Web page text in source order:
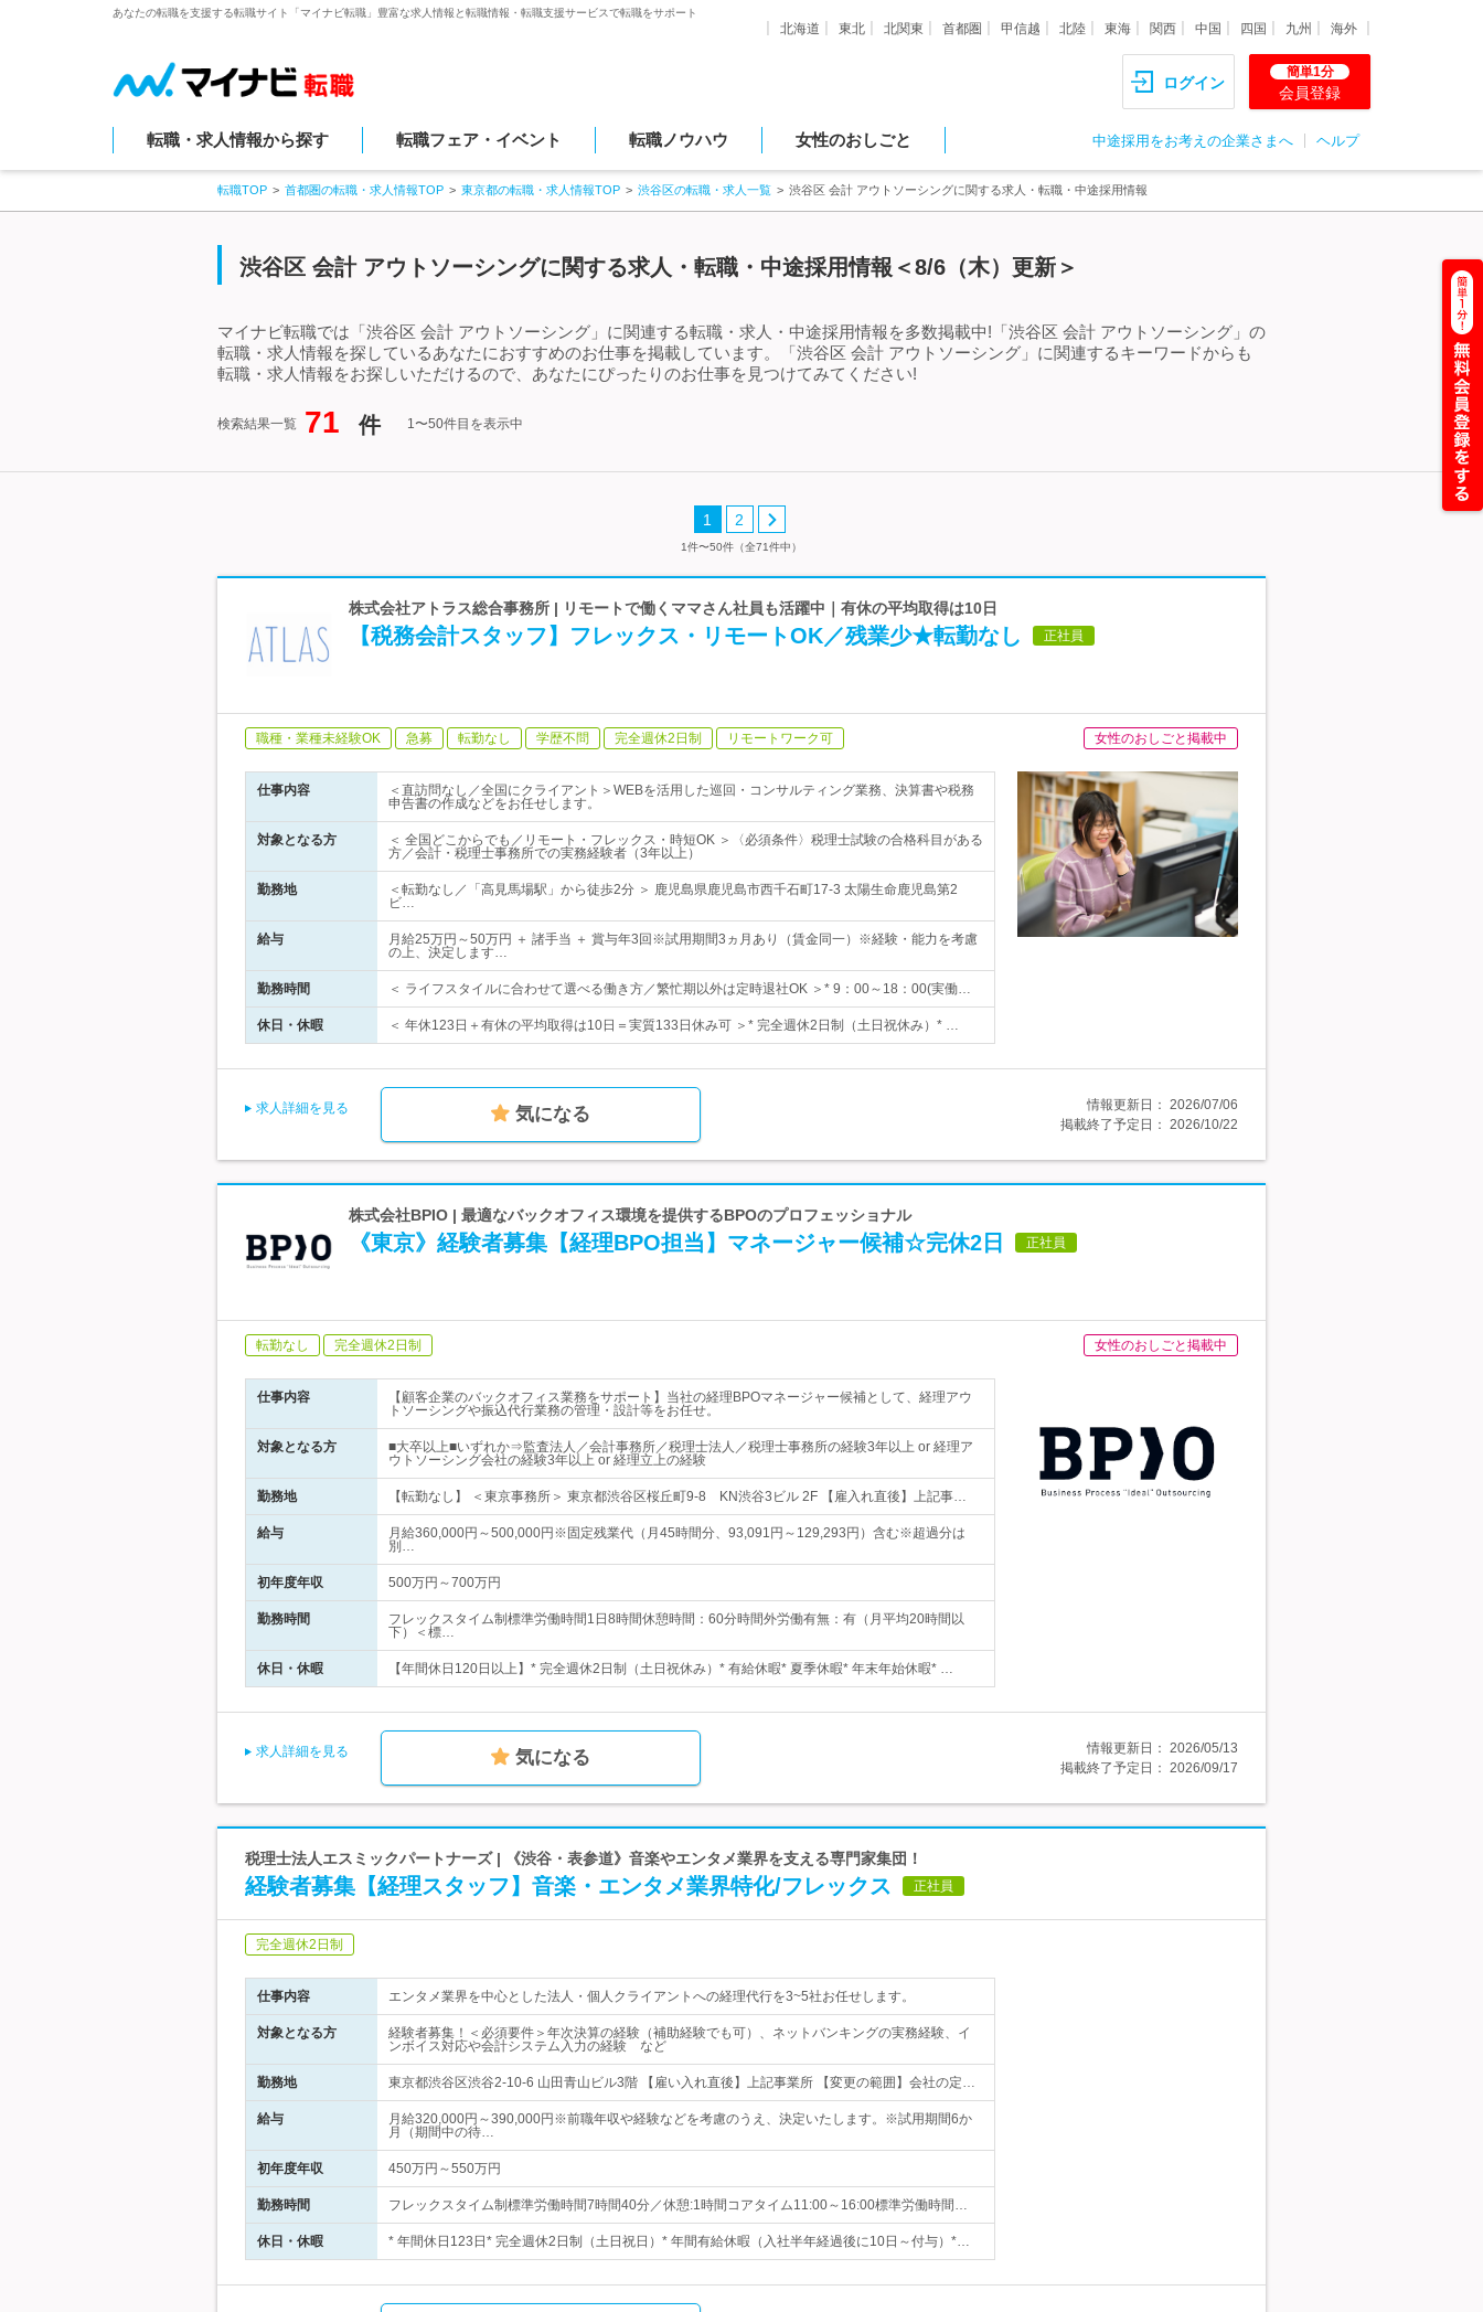
あなたの転職を支援する転職サイト「マイナビ転職」豊富な求人情報と転職情報・転職支援サービスで転職をサポート
北海道 東北 北関東 首都圏 甲信越 北陸 東海 関西 中国 四国 九州 海外
ログイン
簡単1分
会員登録
転職・求人情報から探す 転職フェア・イベント 転職ノウハウ 女性のおしごと 中途採用をお考えの企業さまへ ヘルプ
転職TOP 首都圏の転職・求人情報TOP 東京都の転職・求人情報TOP 渋谷区の転職・求人一覧 渋谷区 会計 アウトソーシングに関する求人・転職・中途採用情報
渋谷区 会計 アウトソーシングに関する求人・転職・中途採用情報＜8/6（木）更新＞
マイナビ転職では「渋谷区 会計 アウトソーシング」に関連する転職・求人・中途採用情報を多数掲載中!「渋谷区 会計 アウトソーシング」の
転職・求人情報を探しているあなたにおすすめのお仕事を掲載しています。「渋谷区 会計 アウトソーシング」に関連するキーワードからも
転職・求人情報をお探しいただけるので、あなたにぴったりのお仕事を見つけてみてください!
検索結果一覧 71 件 1〜50件目を表示中
1 2
1件〜50件（全71件中）
株式会社アトラス総合事務所 | リモートで働くママさん社員も活躍中｜有休の平均取得は10日
【税務会計スタッフ】フレックス・リモートOK／残業少★転勤なし 正社員
職種・業種未経験OK 急募 転勤なし 学歴不問 完全週休2日制 リモートワーク可 女性のおしごと掲載中
仕事内容
＜直訪問なし／全国にクライアント＞WEBを活用した巡回・コンサルティング業務、決算書や税務
申告書の作成などをお任せします。
対象となる方
＜ 全国どこからでも／リモート・フレックス・時短OK ＞〈必須条件〉税理士試験の合格科目がある
方／会計・税理士事務所での実務経験者（3年以上）
勤務地
＜転勤なし／「高見馬場駅」から徒歩2分 ＞ 鹿児島県鹿児島市西千石町17-3 太陽生命鹿児島第2
ビ…
給与
月給25万円～50万円 ＋ 諸手当 ＋ 賞与年3回※試用期間3ヵ月あり（賃金同一）※経験・能力を考慮
の上、決定します…
勤務時間 ＜ ライフスタイルに合わせて選べる働き方／繁忙期以外は定時退社OK ＞* 9：00～18：00(実働…
休日・休暇 ＜ 年休123日＋有休の平均取得は10日＝実質133日休み可 ＞* 完全週休2日制（土日祝休み）* …
求人詳細を見る 気になる 情報更新日： 2026/07/06
掲載終了予定日： 2026/10/22
株式会社BPIO | 最適なバックオフィス環境を提供するBPOのプロフェッショナル
《東京》経験者募集【経理BPO担当】マネージャー候補☆完休2日 正社員
転勤なし 完全週休2日制 女性のおしごと掲載中
仕事内容
【顧客企業のバックオフィス業務をサポート】当社の経理BPOマネージャー候補として、経理アウ
トソーシングや振込代行業務の管理・設計等をお任せ。
対象となる方
■大卒以上■いずれか⇒監査法人／会計事務所／税理士法人／税理士事務所の経験3年以上 or 経理ア
ウトソーシング会社の経験3年以上 or 経理立上の経験
勤務地 【転勤なし】 ＜東京事務所＞ 東京都渋谷区桜丘町9-8 KN渋谷3ビル 2F 【雇入れ直後】上記事…
給与
月給360,000円～500,000円※固定残業代（月45時間分、93,091円～129,293円）含む※超過分は
別…
初年度年収 500万円～700万円
勤務時間
フレックスタイム制標準労働時間1日8時間休憩時間：60分時間外労働有無：有（月平均20時間以
下）＜標…
休日・休暇 【年間休日120日以上】* 完全週休2日制（土日祝休み）* 有給休暇* 夏季休暇* 年末年始休暇* …
求人詳細を見る 気になる 情報更新日： 2026/05/13
掲載終了予定日： 2026/09/17
税理士法人エスミックパートナーズ | 《渋谷・表参道》音楽やエンタメ業界を支える専門家集団！
経験者募集【経理スタッフ】音楽・エンタメ業界特化/フレックス 正社員
完全週休2日制
仕事内容 エンタメ業界を中心とした法人・個人クライアントへの経理代行を3~5社お任せします。
対象となる方
経験者募集！＜必須要件＞年次決算の経験（補助経験でも可）、ネットバンキングの実務経験、イ
ンボイス対応や会計システム入力の経験 など
勤務地 東京都渋谷区渋谷2-10-6 山田青山ビル3階 【雇い入れ直後】上記事業所 【変更の範囲】会社の定…
給与
月給320,000円～390,000円※前職年収や経験などを考慮のうえ、決定いたします。※試用期間6か
月（期間中の待…
初年度年収 450万円～550万円
勤務時間 フレックスタイム制標準労働時間7時間40分／休憩:1時間コアタイム11:00～16:00標準労働時間…
休日・休暇 * 年間休日123日* 完全週休2日制（土日祝日）* 年間有給休暇（入社半年経過後に10日～付与）*…